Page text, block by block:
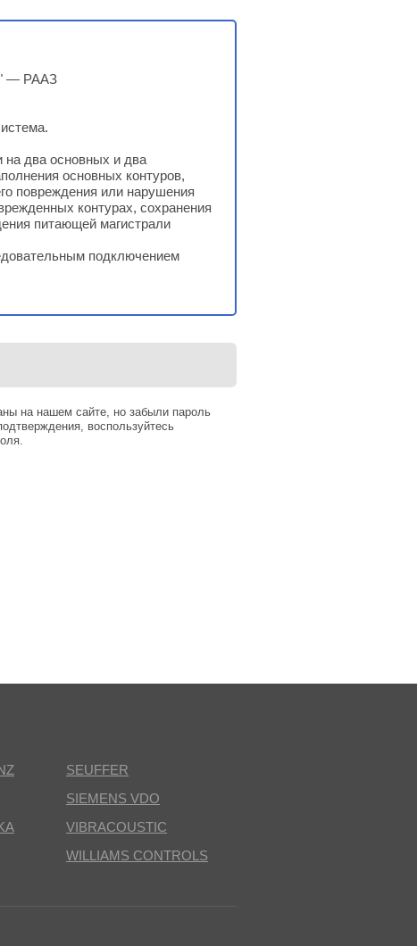
— РААЗ
на два основных и два
основных контуров,
повреждения или нарушения
контурах, сохранения
питающей магистрали
подключением
на нашем сайте, но забыли пароль
воспользуйтесь
SEUFFER
SIEMENS VDO
VIBRACOUSTIC
WILLIAMS CONTROLS